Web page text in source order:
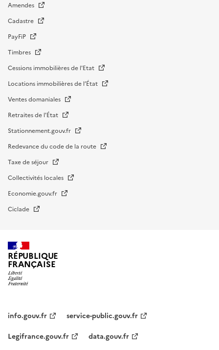
Amendes
Cadastre
PayFiP
Timbres
Cessions immobilières de l'Etat
Locations immobilières de l’État
Ventes domaniales
Retraites de l'État
Stationnement.gouv.fr
Redevance du code de la route
Taxe de séjour
Collectivités locales
Economie.gouv.fr
Ciclade
RÉPUBLIQUE
FRANÇAISE
institutionnel
info.gouv.fr
service-public.gouv.fr
Legifrance.gouv.fr
data.gouv.fr